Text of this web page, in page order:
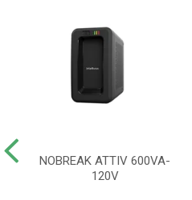
NOBREAK ATTIV 600VA-
120V